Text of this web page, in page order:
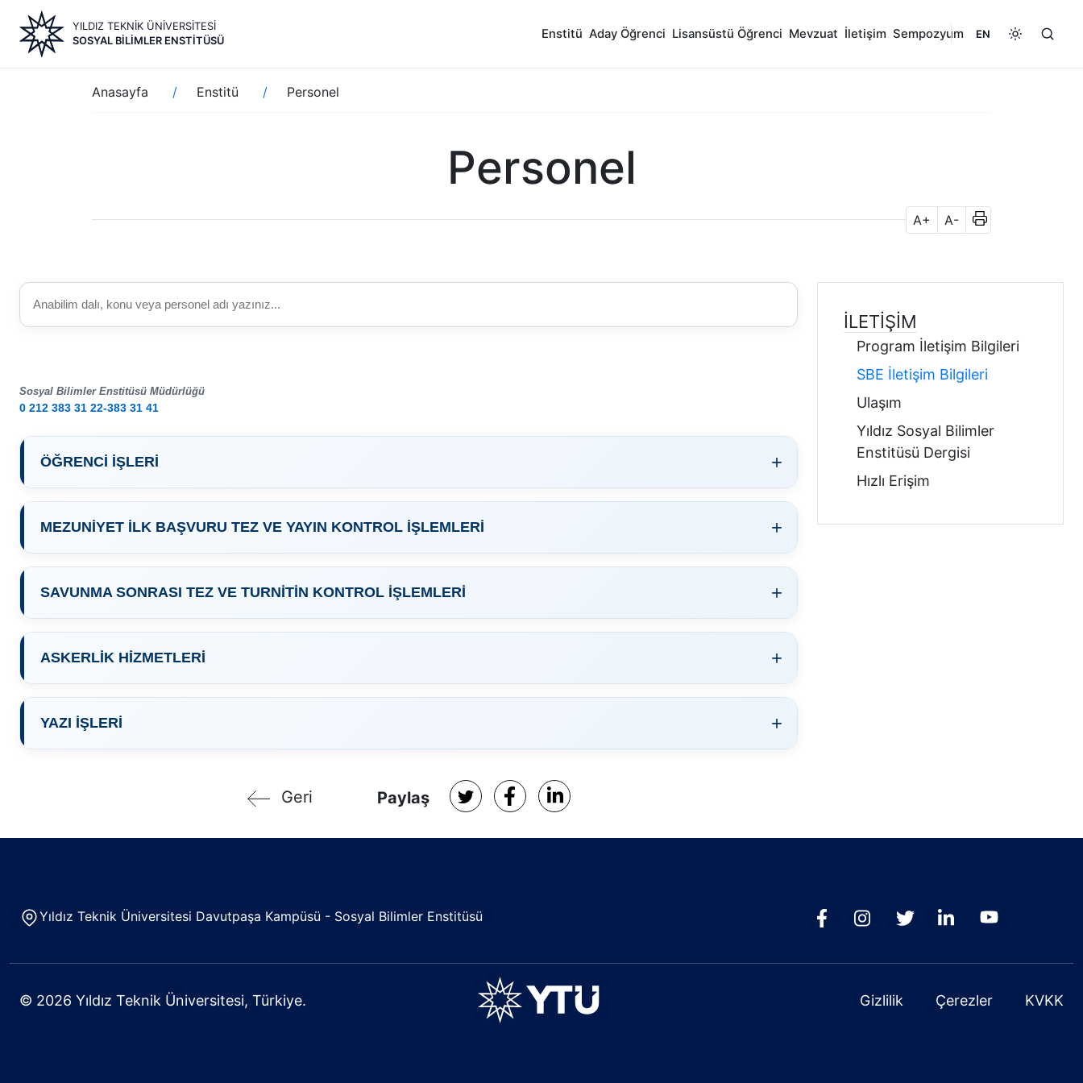
içeriğe
YILDIZ TEKNİK ÜNİVERSİTESİ
SOSYAL BILIMLER ENSTITÜSÜ
Enstitü Aday Öğrenci Lisansüstü Öğrenci Mevzuat İletişim Sempozyum EN
Sayfa
yolu
Anasayfa Enstitü Personel
Personel
A+ A-
Sosyal Bilimler Enstitüsü Müdürlüğü
0 212 383 31 22-383 31 41
ÖĞRENCİ İŞLERİ
MEZUNİYET İLK BAŞVURU TEZ VE YAYIN KONTROL İŞLEMLERİ
SAVUNMA SONRASI TEZ VE TURNİTİN KONTROL İŞLEMLERİ
ASKERLİK HİZMETLERİ
YAZI İŞLERİ
Geri Paylaş
İLETIŞIM
Program İletişim Bilgileri
SBE İletişim Bilgileri
Ulaşım
Yıldız Sosyal Bilimler
Enstitüsü Dergisi
Hızlı Erişim
Yıldız Teknik Üniversitesi Davutpaşa Kampüsü - Sosyal Bilimler Enstitüsü
© 2026 Yıldız Teknik Üniversitesi, Türkiye. Gizlilik Çerezler KVKK